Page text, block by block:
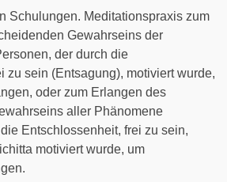
Schulungen. Meditationspraxis zum
Gewahrseins der
der durch die
zu sein (Entsagung), motiviert wurde,
oder zum Erlangen des
aller Phänomene
Entschlossenheit, frei zu sein,
motiviert wurde, um